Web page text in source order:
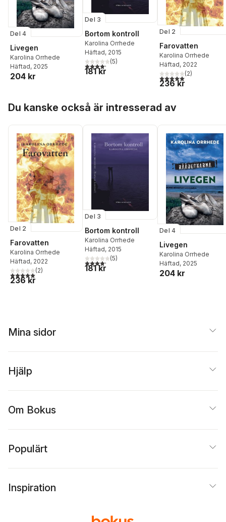
Del 4
Livegen
Karolina Orrhede
Häftad, 2025
204 kr
Del 3
Bortom kontroll
Karolina Orrhede
Häftad, 2015
4,2utav 5 stjärnor. Totalt antal röster:
(5)
181 kr
Del 2
Farovatten
Karolina Orrhede
Häftad, 2022
5,0utav 5 stjärnor.
(2)
236 kr
Du kanske också är intresserad av
Del 2
Farovatten
Karolina Orrhede
Häftad, 2022
5,0utav 5 stjärnor. Totalt antal röster:
(2)
236 kr
Del 3
Bortom kontroll
Karolina Orrhede
Häftad, 2015
4,2utav 5 stjärnor. Totalt antal röster:
(5)
181 kr
Del 4
Livegen
Karolina Orrhede
Häftad, 2025
204 kr
Mina sidor
Hjälp
Om Bokus
Populärt
Inspiration